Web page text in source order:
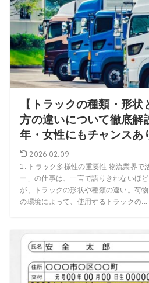
【トラックの種類・形
方の違いについて徹底解
年・女性にもチャンスあ
2026.02.09
1. トラック多様性の重要性 物流業界で
ー」の仕事は、一言で語りきれないほ
が、トラックの形状や種類の違い。荷
の環境によって、使用するトラックの...